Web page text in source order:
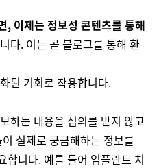
, 이제는 정보성 콘텐츠를 통해
다. 이는 곧 블로그를 통해 환
된 기회로 작용합니다.
하는 내용을 심의를 받지 않고
실제로 궁금해하는 정보를
합니다. 예를 들어 임플란트 치